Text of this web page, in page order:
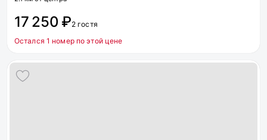
17 250 ₽2 гостя
Остался 1 номер по этой цене